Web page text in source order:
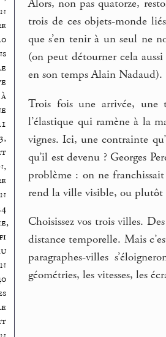
Alors, non pas quatorze,
trois de ces objets-monde
que s’en tenir à un seul ne
(on peut détourner cela
en son temps Alain Nadaud).
Trois fois une arrivée, une
l’élastique qui ramène à la
vignes. Ici, une contrainte
qu’il est devenu ? Georges
problème : on ne
rend la ville visible, ou
Choisissez vos trois villes.
distance temporelle. Mais
paragraphes-villes
géométries, les vitesses, les